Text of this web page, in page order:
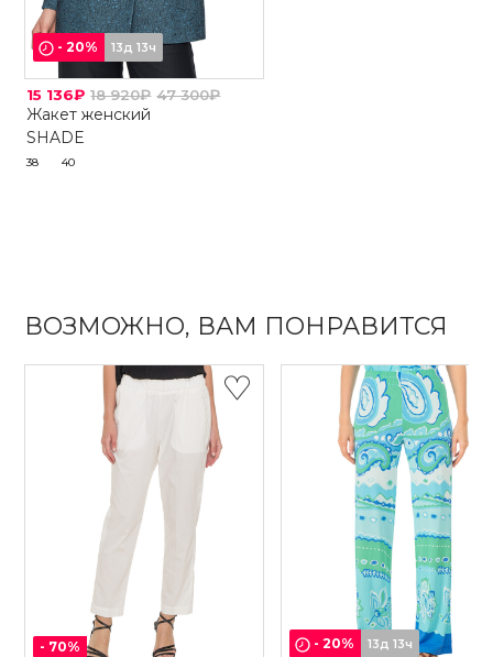
-20% 13д 13ч
15 136₽ 18 920₽ 47 300₽
Жакет женский
SHADE
38 40
ВОЗМОЖНО, ВАМ ПОНРАВИТСЯ
- 70% -20% 13д 13ч